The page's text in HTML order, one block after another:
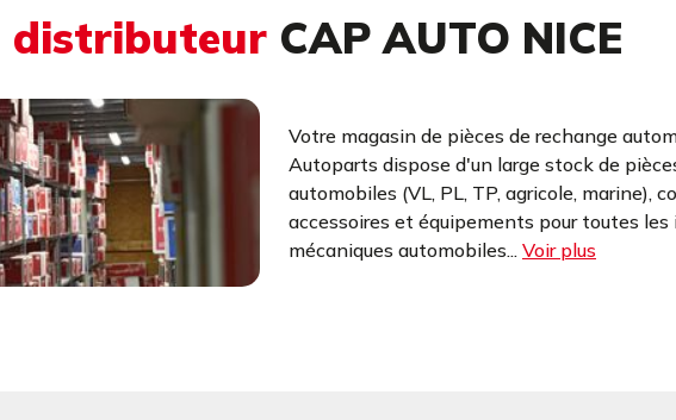
distributeur CAP AUTO NICE
Votre magasin de pièces de rechange
Autoparts dispose d'un large stock de
automobiles (VL, PL, TP, agricole, marine),
accessoires et équipements pour toutes
mécaniques automobiles... Voir plus